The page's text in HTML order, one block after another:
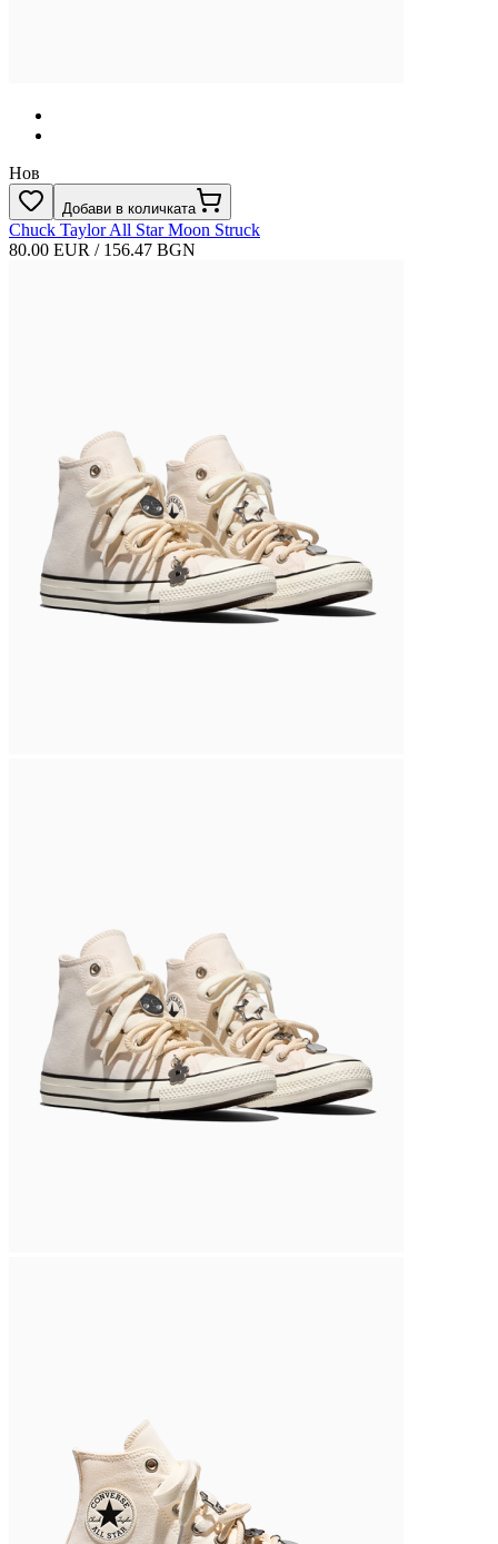
Нов
Добави в количката
Chuck Taylor All Star Moon Struck
80.00 EUR / 156.47 BGN